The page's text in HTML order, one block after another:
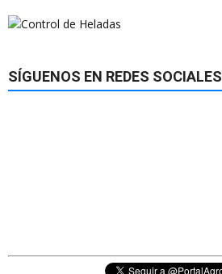
SÍGUENOS EN REDES SOCIALES